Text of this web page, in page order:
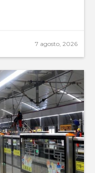
7 agosto, 2026